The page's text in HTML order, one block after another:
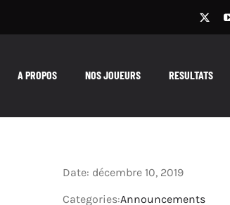
A PROPOS NOS JOUEURS RESULTATS
Date: décembre 10, 2019
Categories:Announcements